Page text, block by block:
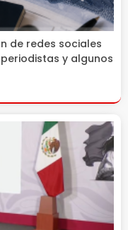
de redes sociales
y algunos